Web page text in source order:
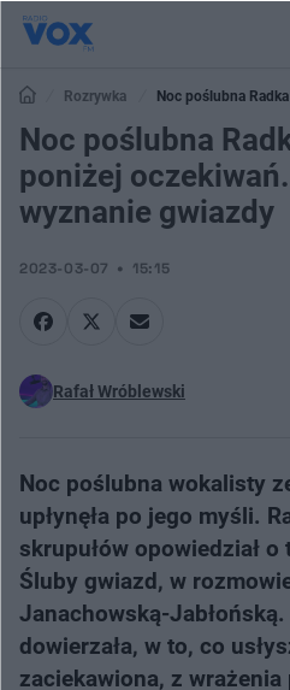
Rozrywka
Noc poślubna
Intymne wyznanie gwiazdy
Noc poślubna
poniżej
wyznanie gwiazdy
2023-03-07 15:15
Rafał Wróblewski
Noc poślubna wokalisty
upłynęła po jego myśli.
skrupułów opowiedział
Śluby gwiazd, w
Janachowską-
dowierzała, w to, co
zaciekawiona, z wrażenia